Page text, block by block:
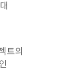
트의